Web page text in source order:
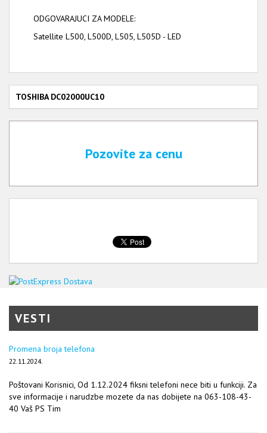
ODGOVARAJUCI ZA MODELE:
Satellite L500, L500D, L505, L505D - LED
TOSHIBA DC02000UC10
Pozovite za cenu
VESTI
Promena broja telefona
22.11.2024.
Poštovani Korisnici, Od 1.12.2024 fiksni telefoni nece biti u funkciji. Za
sve informacije i narudzbe mozete da nas dobijete na 063-108-43-
40 Vaš PS Tim